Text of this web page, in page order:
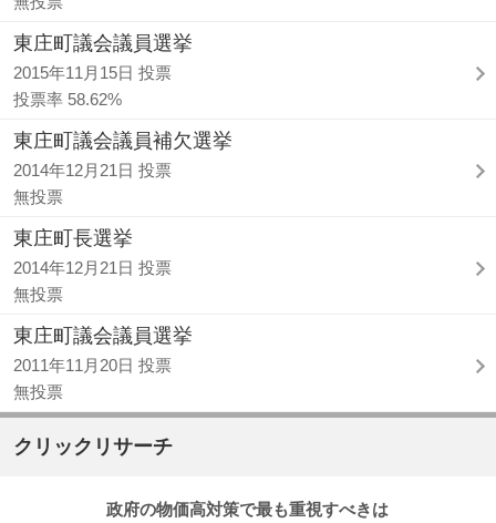
東庄町議会議員選挙
2015年11月15日 投票
投票率 58.62%
東庄町議会議員補欠選挙
2014年12月21日 投票
無投票
東庄町長選挙
2014年12月21日 投票
無投票
東庄町議会議員選挙
2011年11月20日 投票
無投票
クリックリサーチ
政府の物価高対策で最も重視すべきは